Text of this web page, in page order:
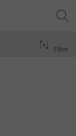
Filter